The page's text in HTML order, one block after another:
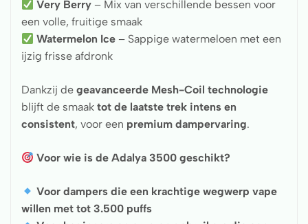
Very Berry – Mix van verschillende bessen voor
een volle, fruitige smaak
Watermelon Ice – Sappige watermeloen met een
ijzig frisse afdronk
Dankzij de geavanceerde Mesh-Coil technologie
blijft de smaak tot de laatste trek intens en
consistent, voor een premium dampervaring.
Voor wie is de Adalya 3500 geschikt?
Voor dampers die een krachtige wegwerp vape
willen met tot 3.500 puffs